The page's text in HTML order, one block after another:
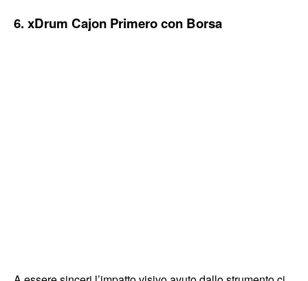
6. xDrum Cajon Primero con Borsa